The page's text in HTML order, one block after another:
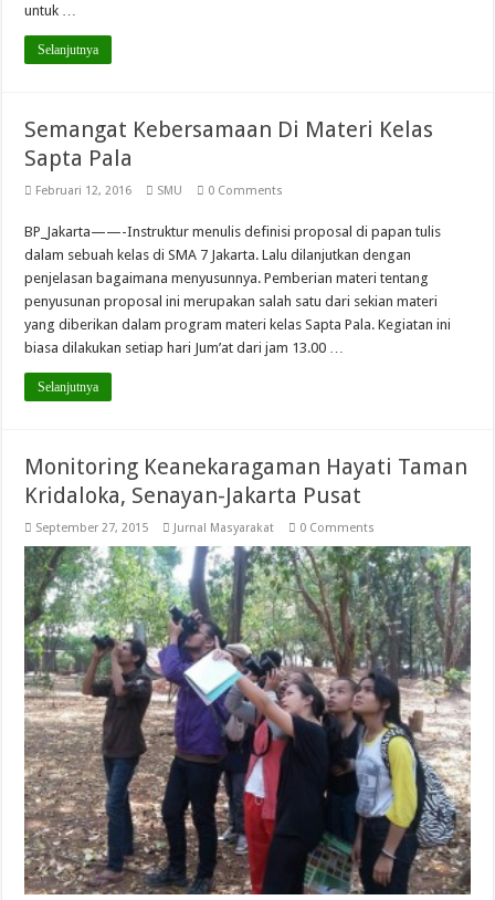
untuk …
Selanjutnya
Semangat Kebersamaan Di Materi Kelas
Sapta Pala
Februari 12, 2016 SMU 0 Comments
BP_Jakarta——-Instruktur menulis definisi proposal di papan tulis
dalam sebuah kelas di SMA 7 Jakarta. Lalu dilanjutkan dengan
penjelasan bagaimana menyusunnya. Pemberian materi tentang
penyusunan proposal ini merupakan salah satu dari sekian materi
yang diberikan dalam program materi kelas Sapta Pala. Kegiatan ini
biasa dilakukan setiap hari Jum’at dari jam 13.00 …
Selanjutnya
Monitoring Keanekaragaman Hayati Taman
Kridaloka, Senayan-Jakarta Pusat
September 27, 2015 Jurnal Masyarakat 0 Comments